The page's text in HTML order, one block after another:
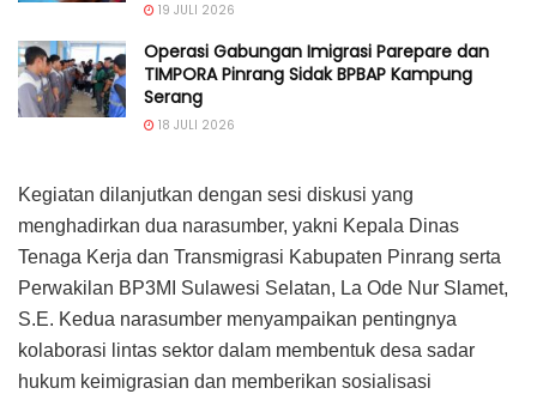
19 JULI 2026
Operasi Gabungan Imigrasi Parepare dan
TIMPORA Pinrang Sidak BPBAP Kampung
Serang
18 JULI 2026
Kegiatan dilanjutkan dengan sesi diskusi yang
menghadirkan dua narasumber, yakni Kepala Dinas
Tenaga Kerja dan Transmigrasi Kabupaten Pinrang serta
Perwakilan BP3MI Sulawesi Selatan, La Ode Nur Slamet,
S.E. Kedua narasumber menyampaikan pentingnya
kolaborasi lintas sektor dalam membentuk desa sadar
hukum keimigrasian dan memberikan sosialisasi